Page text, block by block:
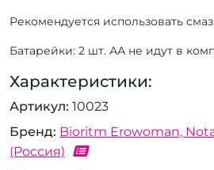
Рекомендуется использовать
Батарейки: 2 шт. АА не идут в
Характеристики:
Артикул 10023
Бренд Bioritm Erowoman,
(Россия)